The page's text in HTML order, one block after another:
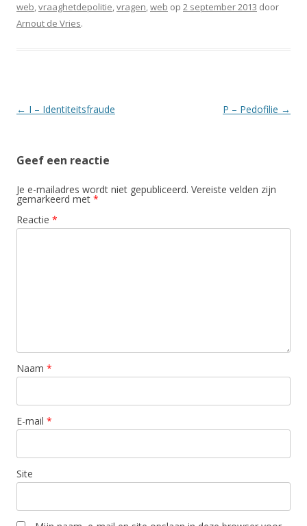
web,vraaghetdepolitie,vragen,web op 2 september 2013 door
Arnout de Vries.
Berichtnavigatie
← I – Identiteitsfraude P – Pedofilie →
Geef een reactie
Je e-mailadres wordt niet gepubliceerd. Vereiste velden zijn
gemarkeerd met *
Reactie *
Naam *
E-mail *
Site